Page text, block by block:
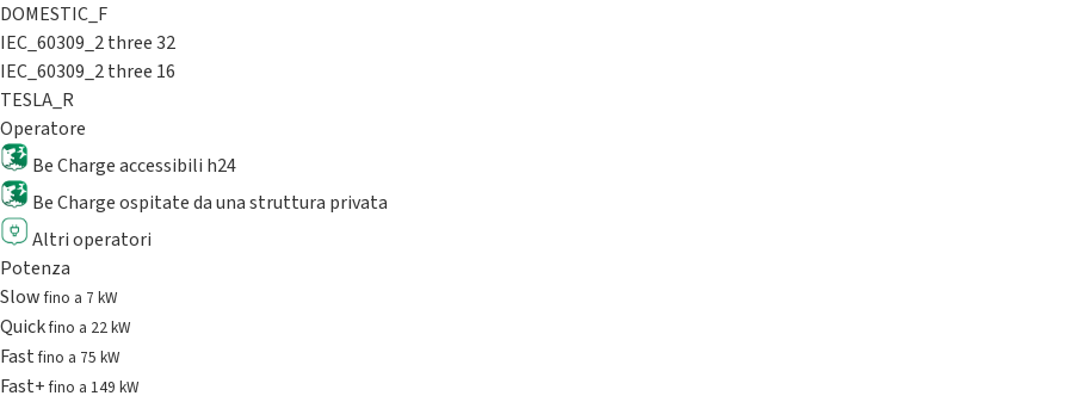
DOMESTIC_F
IEC_60309_2 three 32
IEC_60309_2 three 16
TESLA_R
Operatore
Be Charge accessibili h24
Be Charge ospitate da una struttura privata
Altri operatori
Potenza
Slowfino a 7 kW
Quickfino a 22 kW
Fastfino a 75 kW
Fast+fino a 149 kW